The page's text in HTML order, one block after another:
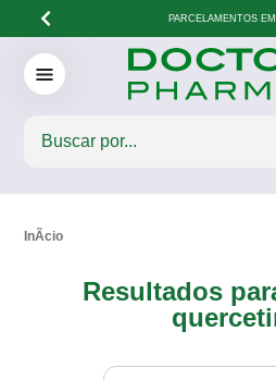
PARCELAMENTOS
Resultados